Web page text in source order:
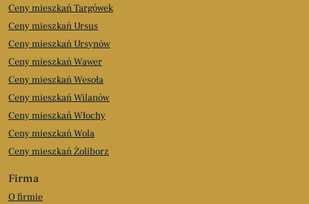
Ceny mieszkań Targówek
Ceny mieszkań Ursus
Ceny mieszkań Ursynów
Ceny mieszkań Wawer
Ceny mieszkań Wesoła
Ceny mieszkań Wilanów
Ceny mieszkań Włochy
Ceny mieszkań Wola
Ceny mieszkań Żoliborz
Firma
O firmie